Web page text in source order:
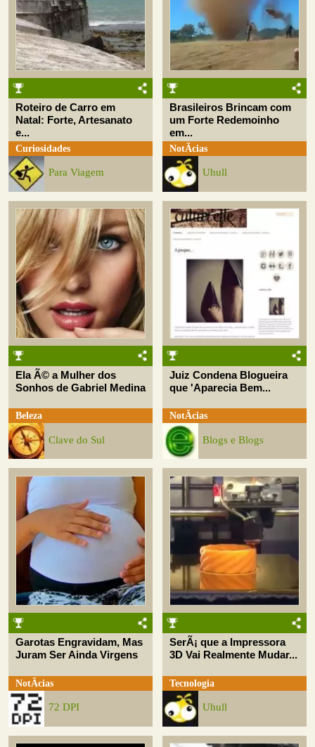
Roteiro de Carro em
Natal: Forte, Artesanato
e...
Curiosidades
Para Viagem
Brasileiros Brincam com
um Forte Redemoinho
em...
NotÃ­cias
Uhull
Ela Ã© a Mulher dos
Sonhos de Gabriel Medina
Beleza
Clave do Sul
Juiz Condena Blogueira
que 'Aparecia Bem...
NotÃ­cias
Blogs e Blogs
Garotas Engravidam, Mas
Juram Ser Ainda Virgens
NotÃ­cias
72 DPI
SerÃ¡ que a Impressora
3D Vai Realmente Mudar...
Tecnologia
Uhull